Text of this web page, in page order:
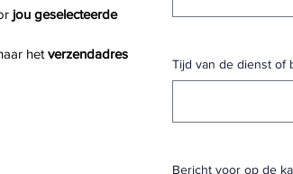
jou geselecteerde
het verzendadres
Tijd van de dienst of
Bericht voor op de